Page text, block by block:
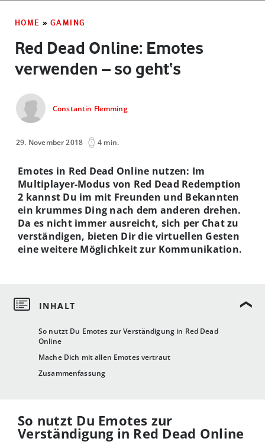
HOME » GAMING
Red Dead Online: Emotes
verwenden – so geht‘s
Constantin Flemming
29. November 2018 4 min.
So nutzt Du Emotes zur Verständigung in Red Dead
Online
Mache Dich mit allen Emotes vertraut
Zusammenfassung
Emotes in Red Dead Online nutzen: Im
Multiplayer-Modus von Red Dead Redemption
2 kannst Du im mit Freunden und Bekannten
ein krummes Ding nach dem anderen drehen.
Da es nicht immer ausreicht, sich per Chat zu
verständigen, bieten Dir die virtuellen Gesten
eine weitere Möglichkeit zur Kommunikation.
So nutzt Du Emotes zur
Verständigung in Red Dead Online